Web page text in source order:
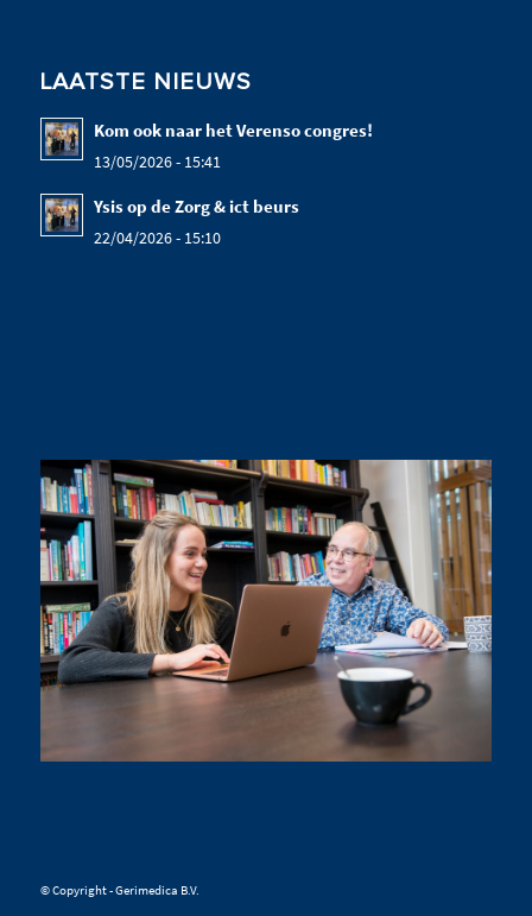
LAATSTE NIEUWS
Kom ook naar het Verenso congres!
13/05/2026 - 15:41
Ysis op de Zorg & ict beurs
22/04/2026 - 15:10
© Copyright - Gerimedica B.V.